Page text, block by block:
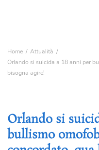
Home
Attualità
Orlando si suicida a 18 anni per
bisogna agire!
Orlando si
bullismo